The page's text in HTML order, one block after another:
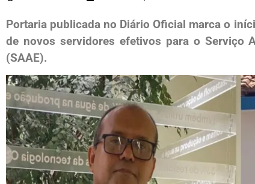
Portaria publicada no Diário Oficial marca o
de novos servidores efetivos para o Serviço
(SAAE).